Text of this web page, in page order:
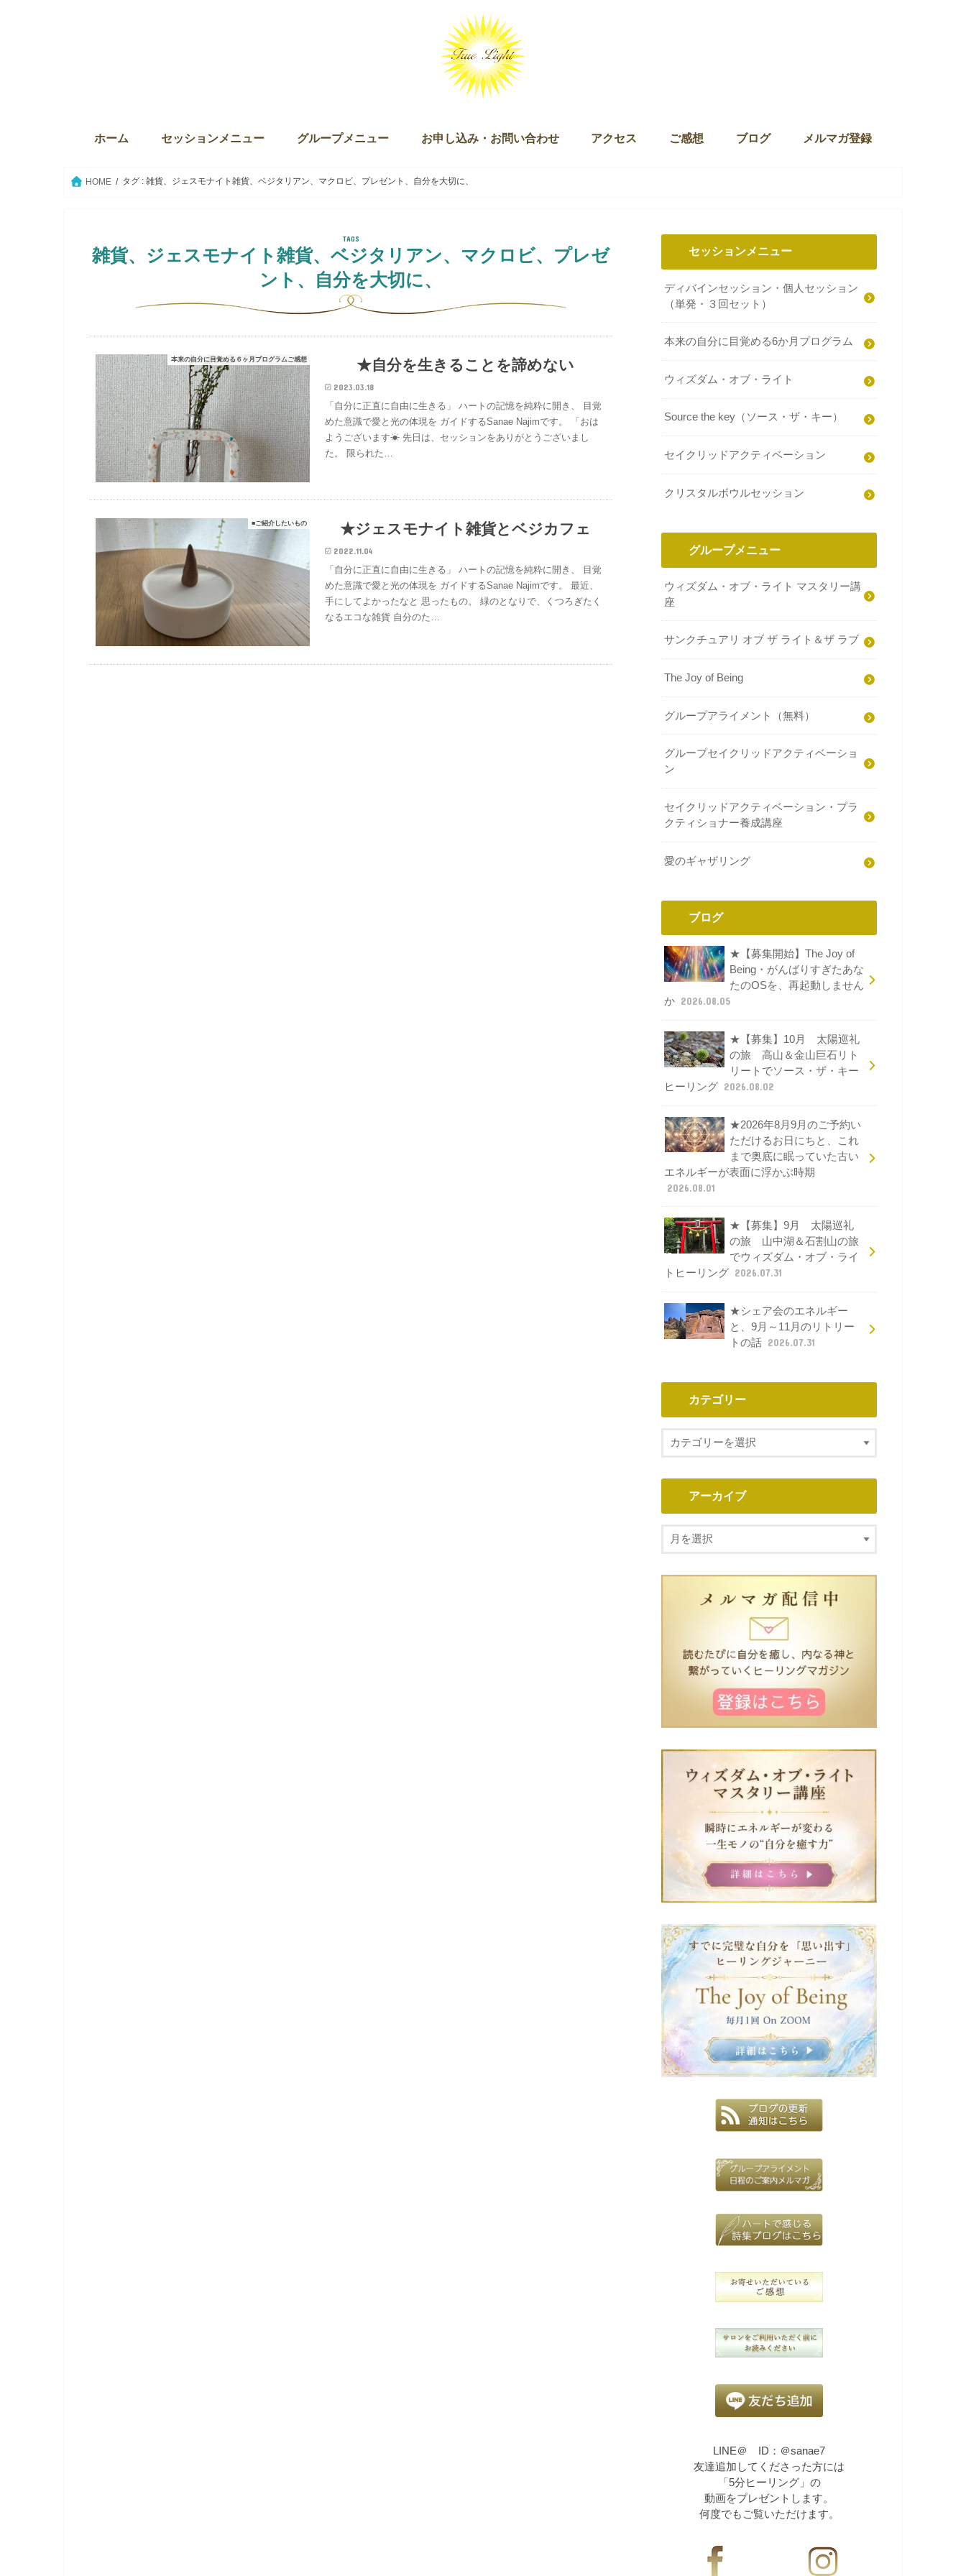
ホーム セッションメニュー グループメニュー お申し込み・お問い合わせ アクセス ご感想 ブログ メルマガ登録
HOME タグ : 雑貨、ジェスモナイト雑貨、ベジタリアン、マクロビ、プレゼント、自分を大切に、
雑貨、ジェスモナイト雑貨、ベジタリアン、マクロビ、プレゼ
ント、自分を大切に、
本来の自分に目覚める６ヶ月プログラムご感想 ★自分を生きることを諦めない
2023.03.18
「自分に正直に自由に生きる」 ハートの記憶を純粋に開き、 目覚
めた意識で愛と光の体現を ガイドするSanae Najimです。 「おは
ようございます☀ 先日は、セッションをありがとうございまし
た。 限られた…
■ご紹介したいもの ★ジェスモナイト雑貨とベジカフェ
2022.11.04
「自分に正直に自由に生きる」 ハートの記憶を純粋に開き、 目覚
めた意識で愛と光の体現を ガイドするSanae Najimです。 最近、
手にしてよかったなと 思ったもの。 緑のとなりで、くつろぎたく
なるエコな雑貨 自分のた…
セッションメニュー
ディバインセッション・個人セッション
（単発・３回セット）
本来の自分に目覚める6か月プログラム
ウィズダム・オブ・ライト
Source the key（ソース・ザ・キー）
セイクリッドアクティベーション
クリスタルボウルセッション
グループメニュー
ウィズダム・オブ・ライト マスタリー講
座
サンクチュアリ オブ ザ ライト＆ザ ラブ
The Joy of Being
グループアライメント（無料）
グループセイクリッドアクティベーショ
ン
セイクリッドアクティベーション・プラ
クティショナー養成講座
愛のギャザリング
ブログ
★【募集開始】The Joy of
Being・がんばりすぎたあな
たのOSを、再起動しません
か 2026.08.05
★【募集】10月 太陽巡礼
の旅 高山＆金山巨石リト
リートでソース・ザ・キー
ヒーリング 2026.08.02
★2026年8月9月のご予約い
ただけるお日にちと、これ
まで奥底に眠っていた古い
エネルギーが表面に浮かぶ時期
2026.08.01
★【募集】9月 太陽巡礼
の旅 山中湖＆石割山の旅
でウィズダム・オブ・ライ
トヒーリング 2026.07.31
★シェア会のエネルギー
と、9月～11月のリトリー
トの話 2026.07.31
カテゴリー
アーカイブ
LINE＠ ID：＠sanae7
友達追加してくださった方には
「5分ヒーリング」の
動画をプレゼントします。
何度でもご覧いただけます。